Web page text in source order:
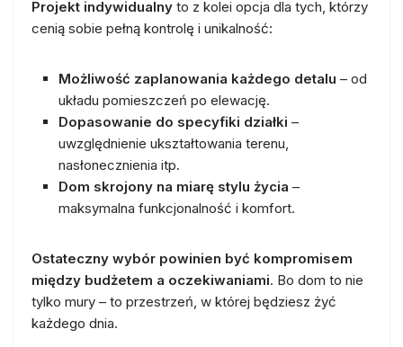
Projekt indywidualny to z kolei opcja dla tych, którzy
cenią sobie pełną kontrolę i unikalność:
Możliwość zaplanowania każdego detalu – od
układu pomieszczeń po elewację.
Dopasowanie do specyfiki działki –
uwzględnienie ukształtowania terenu,
nasłonecznienia itp.
Dom skrojony na miarę stylu życia –
maksymalna funkcjonalność i komfort.
Ostateczny wybór powinien być kompromisem
między budżetem a oczekiwaniami. Bo dom to nie
tylko mury – to przestrzeń, w której będziesz żyć
każdego dnia.